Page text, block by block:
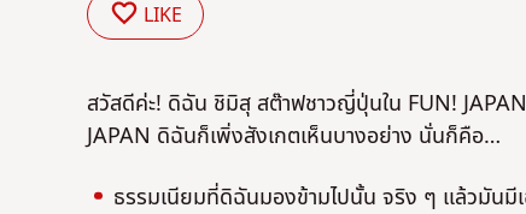
LIKE
สวัสดีค่ะ! ดิฉัน ชิมิสุ สต๊าฟชาวญี่ปุ่นใน FUN!
JAPAN ดิฉันก็เพิ่งสังเกตเห็นบางอย่าง นั่นก็คือ…
ธรรมเนียมที่ดิฉันมองข้ามไปนั้น จริง ๆ แล้วมัน